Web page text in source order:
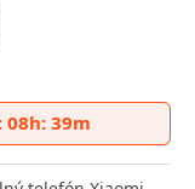
08h: 39m